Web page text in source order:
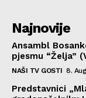
Najnovije
Ansambl
pjesmu “Želja”
NAŠI TV GOSTI 8.
Predstavnici